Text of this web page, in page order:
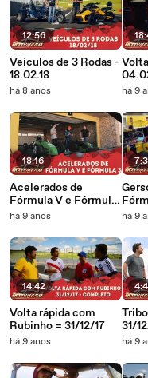
12:56
Veículos de 3 Rodas -
18.02.18
há 8 anos
18:16
Acelerados de
Fórmula V e Fórmula
3
há 9 anos
14:42
Volta rápida com
Rubinho = 31/12/17
há 9 anos
há 9
há 9
31/
há 9